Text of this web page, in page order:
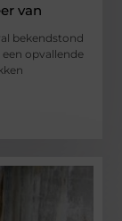
van
bekendstond
opvallende